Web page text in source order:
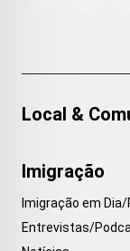
Local &
Imigração
Imigração em
Entrevistas/